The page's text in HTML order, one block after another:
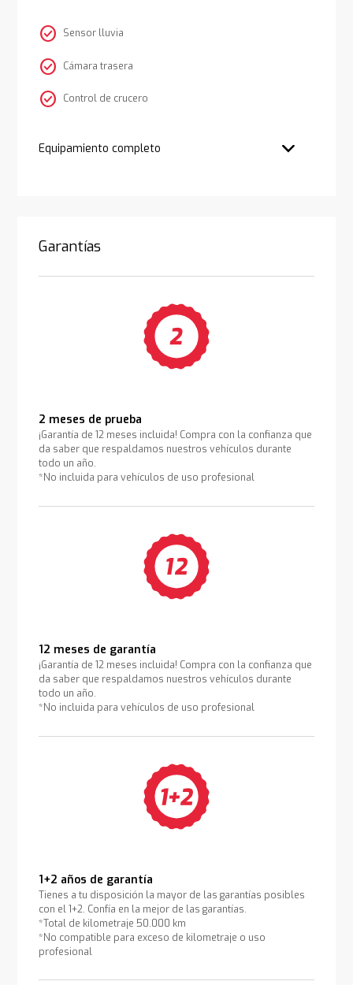
check_circle Sensor lluvia
check_circle Cámara trasera
check_circle Control de crucero
Equipamiento completo
Garantías
2 meses de prueba
¡Garantía de 12 meses incluida! Compra con la confianza que
da saber que respaldamos nuestros vehículos durante
todo un año.
*No incluida para vehículos de uso profesional
12 meses de garantía
¡Garantía de 12 meses incluida! Compra con la confianza que
da saber que respaldamos nuestros vehículos durante
todo un año.
*No incluida para vehículos de uso profesional
1+2 años de garantía
Tienes a tu disposición la mayor de las garantías posibles
con el 1+2. Confía en la mejor de las garantías.
*Total de kilometraje 50.000 km
*No compatible para exceso de kilometraje o uso
profesional